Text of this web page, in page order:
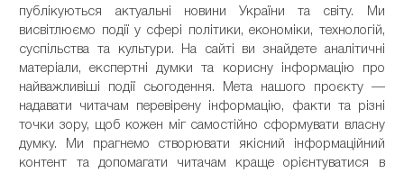
публікуються актуальні новини України та світу. Ми
висвітлюємо події у сфері політики, економіки, технологій,
суспільства та культури. На сайті ви знайдете аналітичні
матеріали, експертні думки та корисну інформацію про
найважливіші події сьогодення. Мета нашого проєкту —
надавати читачам перевірену інформацію, факти та різні
точки зору, щоб кожен міг самостійно сформувати власну
думку. Ми прагнемо створювати якісний інформаційний
контент та допомагати читачам краще орієнтуватися в